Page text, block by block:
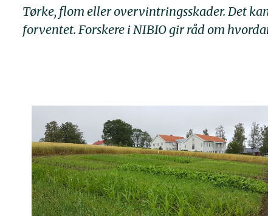
Tørke, flom eller overvintringsskader. Det
forventet. Forskere i NIBIO gir råd om